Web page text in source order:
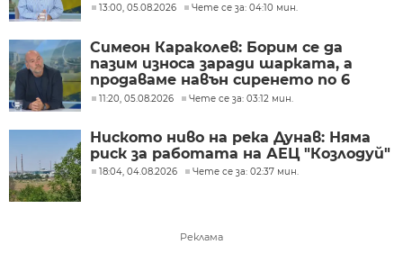
13:00, 05.08.2026 Чете се за: 04:10 мин.
Симеон Караколев: Борим се да
пазим износа заради шарката, а
продаваме навън сиренето по 6
евро, тук го купуваме по 15-18 евро
11:20, 05.08.2026 Чете се за: 03:12 мин.
Ниското ниво на река Дунав: Няма
риск за работата на АЕЦ "Козлодуй"
18:04, 04.08.2026 Чете се за: 02:37 мин.
Реклама